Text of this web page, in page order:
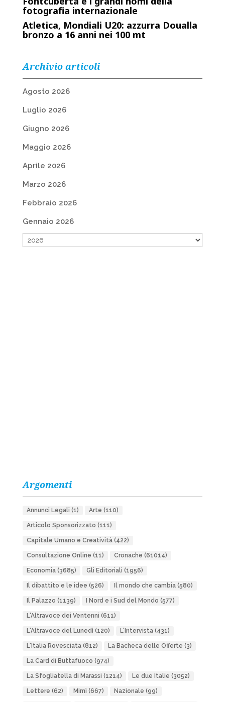
fotografia internazionale
Atletica, Mondiali U20: azzurra Doualla
bronzo a 16 anni nei 100 mt
Archivio articoli
Agosto 2026
Luglio 2026
Giugno 2026
Maggio 2026
Aprile 2026
Marzo 2026
Febbraio 2026
Gennaio 2026
Argomenti
Annunci Legali (1) Arte (110)
Articolo Sponsorizzato (111)
Capitale Umano e Creatività(422)
Consultazione Online (11) Cronache (61014)
Economia(3685) Gli Editoriali (1956)
Il dibattito e le idee (526) Il mondo che cambia(580)
Il Palazzo (1139) I Nord e i Sud del Mondo (577)
L'Altravoce dei Ventenni (611)
L'Altravoce del Lunedì (120) L'Intervista(431)
L'Italia Rovesciata(812) La Bacheca delle Offerte (3)
La Card di Buttafuoco (974)
La Sfogliatella di Marassi (1214) Le due Italie (3052)
Lettere (62) Mimì (667) Nazionale (99)